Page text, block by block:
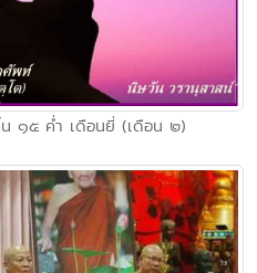
น ๑๕ ค่ำ เดือนยี่ (เดือน ๒)